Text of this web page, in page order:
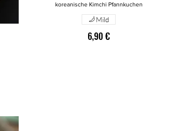
koreanische Kimchi Pfannkuchen
6,90 €
Mild